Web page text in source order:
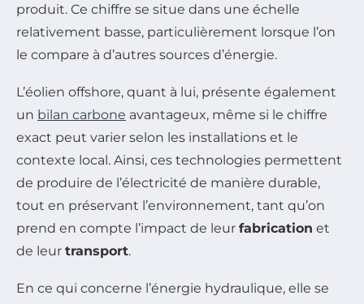
produit. Ce chiffre se situe dans une échelle
relativement basse, particulièrement lorsque l’on
le compare à d’autres sources d’énergie.
L’éolien offshore, quant à lui, présente également
un bilan carbone avantageux, même si le chiffre
exact peut varier selon les installations et le
contexte local. Ainsi, ces technologies permettent
de produire de l’électricité de manière durable,
tout en préservant l’environnement, tant qu’on
prend en compte l’impact de leur fabrication et
de leur transport.
En ce qui concerne l’énergie hydraulique, elle se